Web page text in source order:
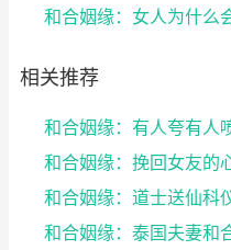
相关推荐
和合姻缘：有人夸有人
和合姻缘：挽回女友的